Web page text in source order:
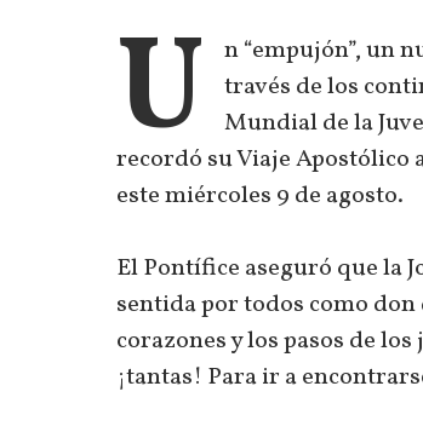
U
n “empujón”, un
través de los
Mundial de la
recordó su Viaje Apostólico
este miércoles 9 de agosto.
El Pontífice aseguró que la
sentida por todos como
corazones y los pasos de
¡tantas! Para ir a